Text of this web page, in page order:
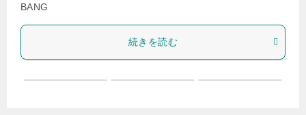
BANG
続きを読む